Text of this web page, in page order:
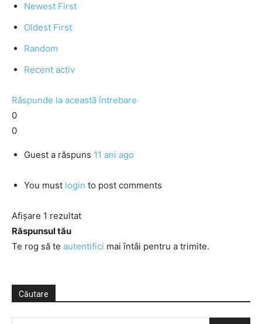
Newest First
Oldest First
Random
Recent activ
Răspunde la această întrebare
0
0
Guest a răspuns 11 ani ago
You must login to post comments
Afișare 1 rezultat
Răspunsul tău
Te rog să te autentifici mai întâi pentru a trimite.
Căutare